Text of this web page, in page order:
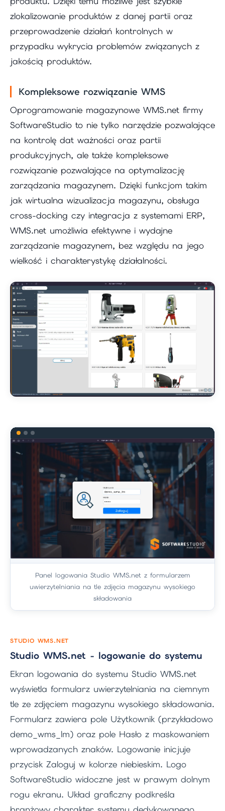
zlokalizowanie produktów z danej partii oraz
przeprowadzenie działań kontrolnych w
przypadku wykrycia problemów związanych z
jakością produktów.
Kompleksowe rozwiązanie WMS
Oprogramowanie magazynowe WMS.net firmy
SoftwareStudio to nie tylko narzędzie pozwalające
na kontrolę dat ważności oraz partii
produkcyjnych, ale także kompleksowe
rozwiązanie pozwalające na optymalizację
zarządzania magazynem. Dzięki funkcjom takim
jak wirtualna wizualizacja magazynu, obsługa
cross-docking czy integracja z systemami ERP,
WMS.net umożliwia efektywne i wydajne
zarządzanie magazynem, bez względu na jego
wielkość i charakterystykę działalności.
Panel logowania Studio WMS.net z formularzem
uwierzytelniania na tle zdjęcia magazynu wysokiego
składowania
STUDIO WMS.NET
Studio WMS.net - logowanie do systemu
Ekran logowania do systemu Studio WMS.net
wyświetla formularz uwierzytelniania na ciemnym
tle ze zdjęciem magazynu wysokiego składowania.
Formularz zawiera pole Użytkownik (przykładowo
demo_wms_lm) oraz pole Hasło z maskowaniem
wprowadzanych znaków. Logowanie inicjuje
przycisk Zaloguj w kolorze niebieskim. Logo
SoftwareStudio widoczne jest w prawym dolnym
rogu ekranu. Układ graficzny podkreśla